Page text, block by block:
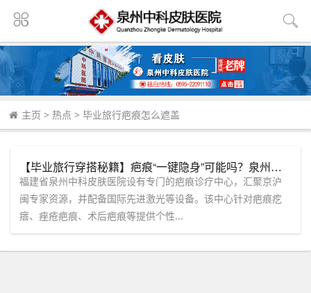
主页 > 热点 > 毕业旅行疤痕怎么遮盖
【毕业旅行穿搭秘籍】疤痕“一键隐身”可能吗？泉州中科皮肤医院专家团为您解读科学“隐形”方案！
福建省泉州中科皮肤医院设有专门的疤痕诊疗中心，汇聚京沪
闽专家资源，并配备国际先进激光等设备。该中心针对疤痕疙
瘩、痤疮疤痕、术后疤痕等提供个性...